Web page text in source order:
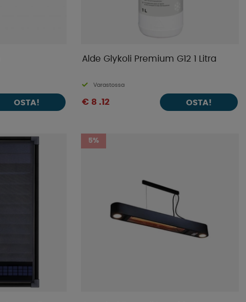
OSTA!
Alde Glykoli Premium G12 1 Litra
Varastossa
€ 8 .12 OSTA!
5%